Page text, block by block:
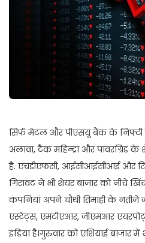
सिर्फ मेटल और पीएसयू बैंक के निफ्टी
अलावा, टैक महिन्द्रा और पावरग्रिड के
है. एचडीएफसी, आईसीआईसीआई और
गिरावट ने भी शेयर बाजार को नीचे
कंपनियां अपने चौथी तिमाही के नतीजे
एस्टेट्स, एमटीएआर, जीएमआर
इंडिया है।गुरुवार को एशियाई बाजार में